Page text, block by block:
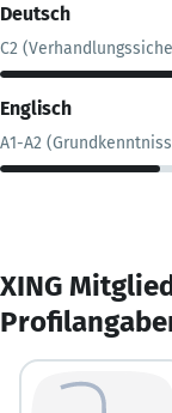
Deutsch
C2
Englisch
A1-A2
XING